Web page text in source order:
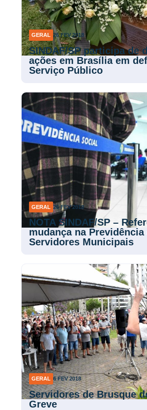
GERAL 26 FEV 2018
SINDAF/SP participa de
ações em Brasília em
Serviço Público
GERAL 26 FEV 2018
NOTA SINDAF/SP –
mudança na Previdência
Servidores Municipais
GERAL 6 FEV 2018
Servidores de Brusque
Greve